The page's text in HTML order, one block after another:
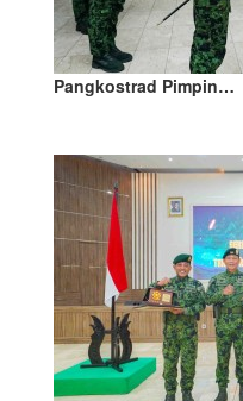
Pangkostrad Pimpin…